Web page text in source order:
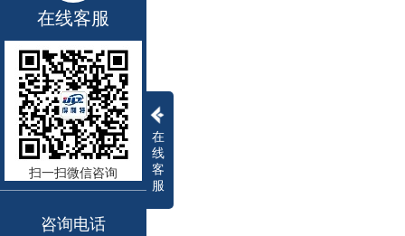
在
线
客
服
在线客服
扫一扫微信咨询
咨询电话